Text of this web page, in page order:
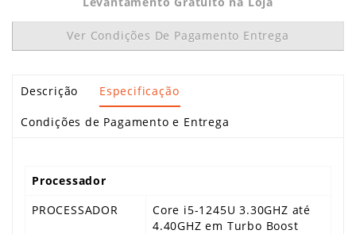
Ver Condições De Pagamento Entrega
Descrição Especificação
Condições de Pagamento e Entrega
Processador
PROCESSADOR
Core i5-1245U 3.30GHZ até
4.40GHZ em Turbo Boost